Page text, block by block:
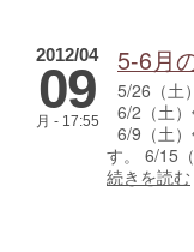
2012/04
09
月 - 17:55
5-6月
5/26（土
6/2（土
6/9（土
す。 6/15
続きを読む